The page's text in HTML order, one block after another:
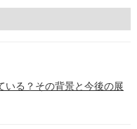
いる？その背景と今後の展